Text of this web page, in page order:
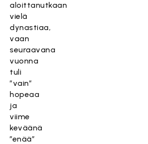
aloittanutkaan
vielä
dynastiaa,
vaan
seuraavana
vuonna
tuli
”vain”
hopeaa
ja
viime
keväänä
”enää”